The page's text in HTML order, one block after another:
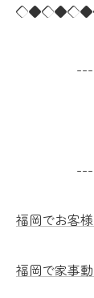
福岡でお客
福岡で家事